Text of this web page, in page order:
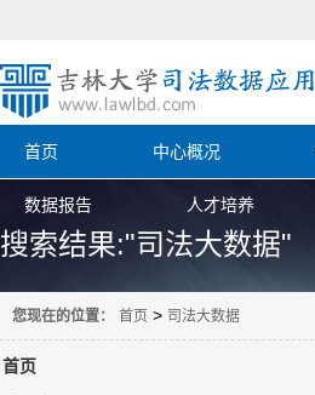
首页 中心概况
数据报告 人才培养
搜索结果:"司法大数据"
您现在的位置： 首页 > 司法大数据
首页